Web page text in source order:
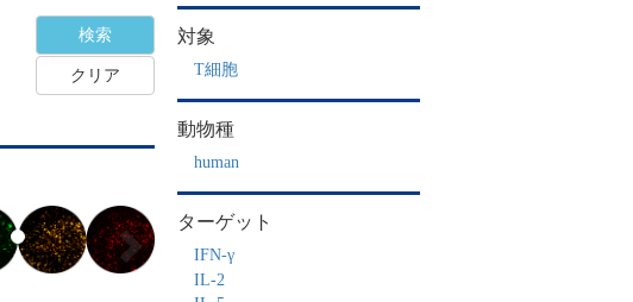
クリア
N
e
x
対象
T細胞
動物種
human
ターゲット
IFN-γ
IL-2